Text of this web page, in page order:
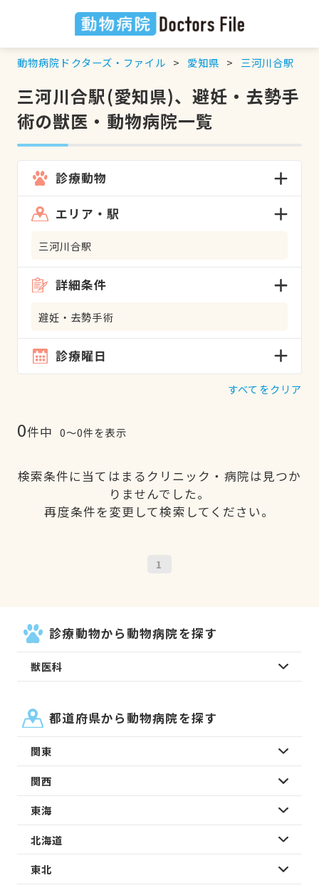
動物病院ドクターズ・ファイル 愛知県 三河川合駅
三河川合駅(愛知県)、避妊・去勢手
術の獣医・動物病院一覧
診療動物
エリア・駅
三河川合駅
詳細条件
避妊・去勢手術
診療曜日
すべてをクリア
0件中 0〜0件を表示
検索条件に当てはまるクリニック・病院は見つか
りませんでした。
再度条件を変更して検索してください。
1
診療動物から動物病院を探す
獣医科
都道府県から動物病院を探す
関東
関西
東海
北海道
東北